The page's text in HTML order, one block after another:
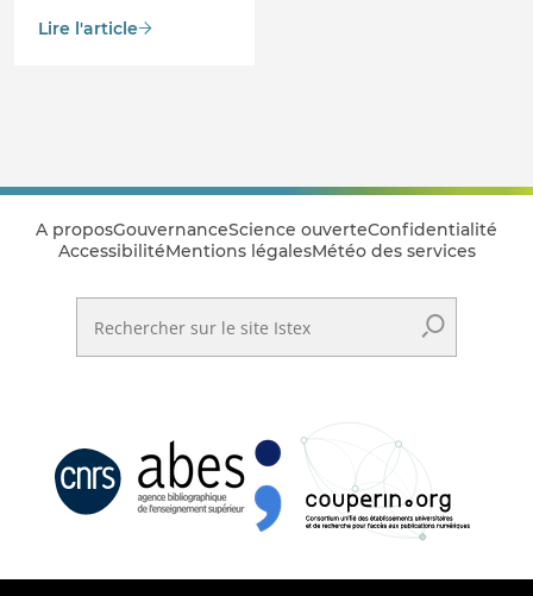
Lire l'article
A proposGouvernanceScience ouverteConfidentialité
AccessibilitéMentions légalesMétéo des services